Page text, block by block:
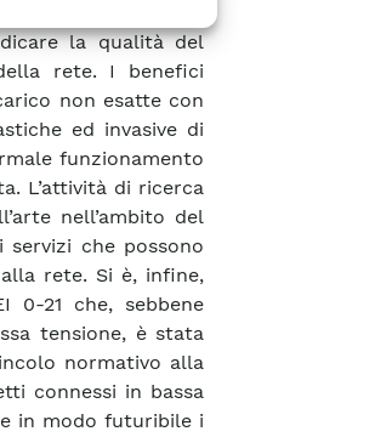
si riflettono in un
la qualità del
rete. I benefici
non esatte con
ed invasive di
funzionamento
L’attività di ricerca
nell’ambito del
servizi che possono
rete. Si è, infine,
0-21 che, sebbene
tensione, è stata
normativo alla
connessi in bassa
in modo futuribile i